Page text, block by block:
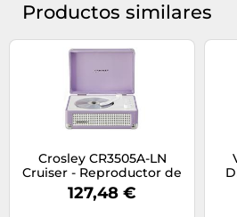
Productos similares
Crosley CR3505A-LN
Cruiser - Reproductor de
CD portátil Retro con
Altavoces Bluetooth
127,48 €